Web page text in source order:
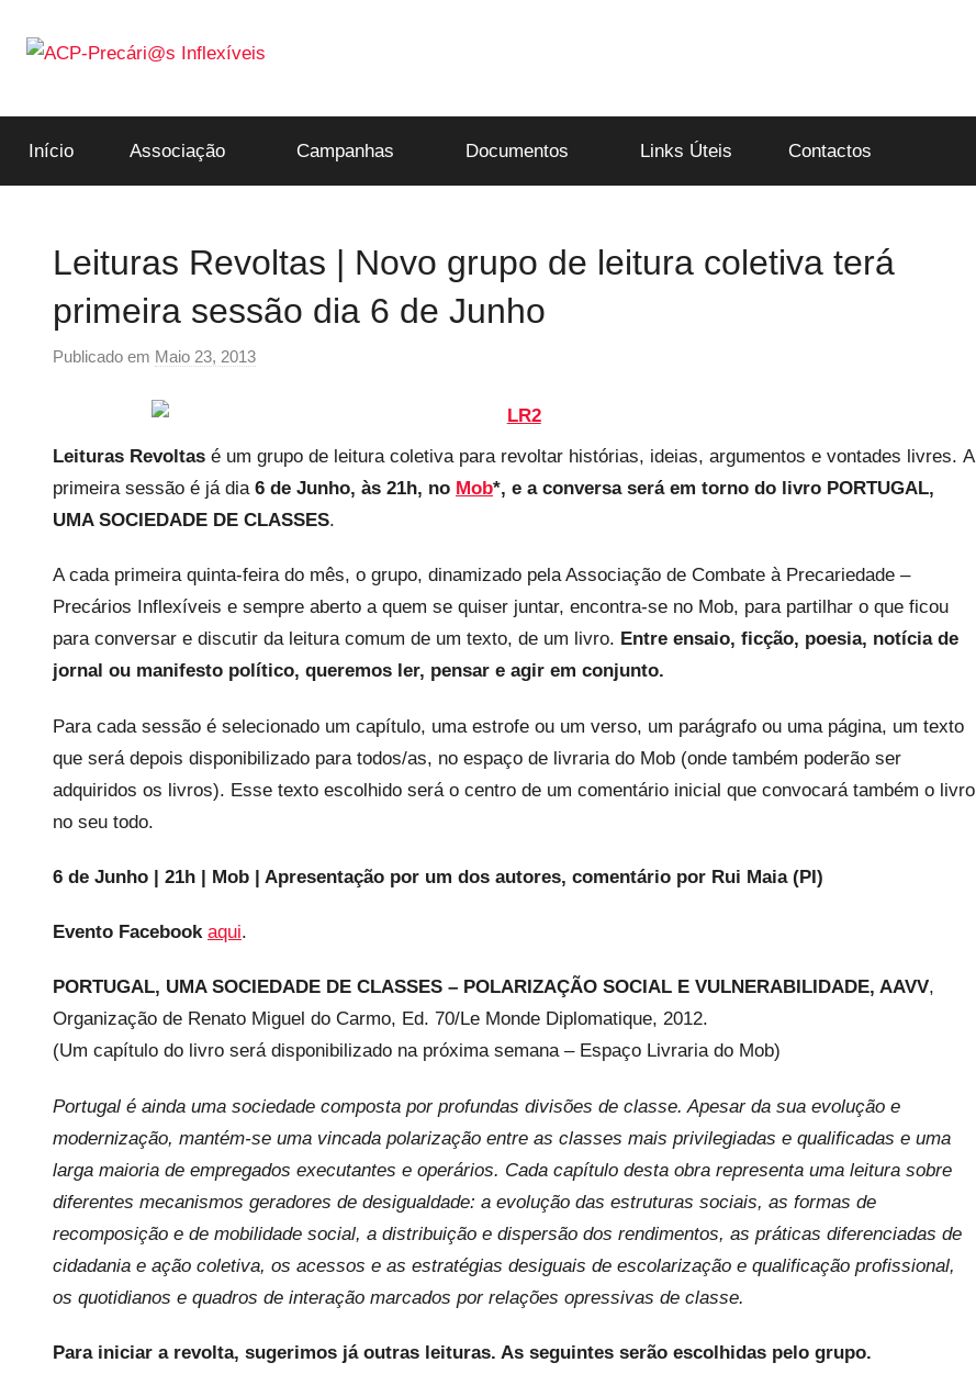
para
ACP-
Precári@s
Início Associação Campanhas Documentos Links Úteis Contactos
Leituras Revoltas | Novo grupo de leitura coletiva terá
primeira sessão dia 6 de Junho
Publicado em Maio 23, 2013
r
e
c
r
i
o
s
n
f
l
i
s
Leituras Revoltas é um grupo de leitura coletiva para revoltar histórias, ideias, argumentos e vontades livres. A
primeira sessão é já dia 6 de Junho, às 21h, no Mob*, e a conversa será em torno do livro PORTUGAL,
UMA SOCIEDADE DE CLASSES.
A cada primeira quinta-feira do mês, o grupo, dinamizado pela Associação de Combate à Precariedade –
Precários Inflexíveis e sempre aberto a quem se quiser juntar, encontra-se no Mob, para partilhar o que ficou
para conversar e discutir da leitura comum de um texto, de um livro. Entre ensaio, ficção, poesia, notícia de
jornal ou manifesto político, queremos ler, pensar e agir em conjunto.
Para cada sessão é selecionado um capítulo, uma estrofe ou um verso, um parágrafo ou uma página, um texto
que será depois disponibilizado para todos/as, no espaço de livraria do Mob (onde também poderão ser
adquiridos os livros). Esse texto escolhido será o centro de um comentário inicial que convocará também o livro
no seu todo.
6 de Junho | 21h | Mob | Apresentação por um dos autores, comentário por Rui Maia (PI)
Evento Facebook aqui.
PORTUGAL, UMA SOCIEDADE DE CLASSES – POLARIZAÇÃO SOCIAL E VULNERABILIDADE, AAVV,
Organização de Renato Miguel do Carmo, Ed. 70/Le Monde Diplomatique, 2012.
(Um capítulo do livro será disponibilizado na próxima semana – Espaço Livraria do Mob)
Portugal é ainda uma sociedade composta por profundas divisões de classe. Apesar da sua evolução e
modernização, mantém-se uma vincada polarização entre as classes mais privilegiadas e qualificadas e uma
larga maioria de empregados executantes e operários. Cada capítulo desta obra representa uma leitura sobre
diferentes mecanismos geradores de desigualdade: a evolução das estruturas sociais, as formas de
recomposição e de mobilidade social, a distribuição e dispersão dos rendimentos, as práticas diferenciadas de
cidadania e ação coletiva, os acessos e as estratégias desiguais de escolarização e qualificação profissional,
os quotidianos e quadros de interação marcados por relações opressivas de classe.
Para iniciar a revolta, sugerimos já outras leituras. As seguintes serão escolhidas pelo grupo.